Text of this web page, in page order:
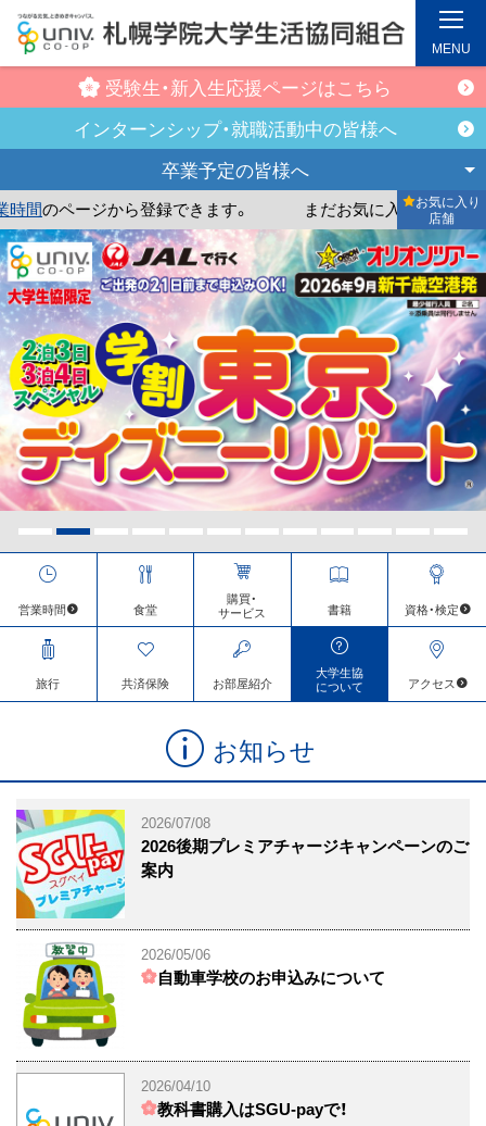
メ
イ
ン
コ
ン
テ
ツ
へ
ス
受験生・新入生応援ページはこちら
インターンシップ・就職活動中の皆様へ
卒業予定の皆様へ
ページから登録できます。 まだお気に入り店舗が登録さ
お気に入り
店舗
MENU
営業時間 食堂
購買・
サービス 書籍 資格・検定
旅行 共済保険 お部屋紹介
大学生協
について アクセス
お知らせ
2026/07/08
2026後期プレミアチャージキャンペーンのご
案内
2026/05/06
自動車学校のお申込みについて
2026/04/10
教科書購入はSGU-payで！